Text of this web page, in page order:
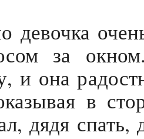
девочка
за
и она
в
дядя